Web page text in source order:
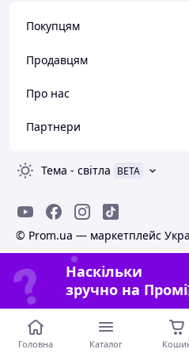
Покупцям
Продавцям
Про нас
Партнери
Тема - світла BETA
© Prom.ua — маркетплейс
Наскільки
зручно на
Головна Каталог